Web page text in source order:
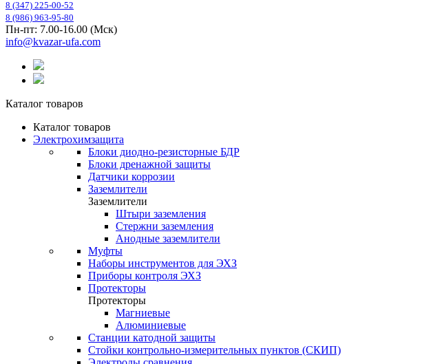
8 (347) 225-00-52
8 (986) 963-95-80
Пн-пт: 7.00-16.00 (Мск)
info@kvazar-ufa.com
Каталог товаров
Каталог товаров
Электрохимзащита
Блоки диодно-резисторные БДР
Блоки дренажной защиты
Датчики коррозии
Заземлители
Заземлители
Штыри заземления
Стержни заземления
Анодные заземлители
Муфты
Наборы инструментов для ЭХЗ
Приборы контроля ЭХЗ
Протекторы
Протекторы
Магниевые
Алюминиевые
Станции катодной защиты
Стойки контрольно-измерительных пунктов (СКИП)